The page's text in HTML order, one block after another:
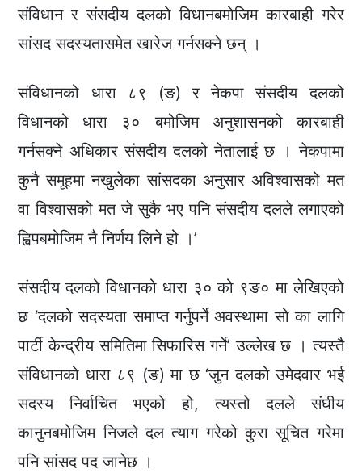
संविधान र संसदीय दलको विधानबमोजिम कारबाही गरेर
सांसद सदस्यतासमेत खारेज गर्नसक्ने छन् ।
संविधानको धारा ८९ (ङ) र नेकपा संसदीय दलको
विधानको धारा ३० बमोजिम अनुशासनको कारबाही
गर्नसक्ने अधिकार संसदीय दलको नेतालाई छ । नेकपामा
कुनै समूहमा नखुलेका सांसदका अनुसार अविश्वासको मत
वा विश्वासको मत जे सुकै भए पनि संसदीय दलले लगाएको
ह्विपबमोजिम नै निर्णय लिने हो ।’
संसदीय दलको विधानको धारा ३० को ९ङ० मा लेखिएको
छ ‘दलको सदस्यता समाप्त गर्नुपर्ने अवस्थामा सो का लागि
पार्टी केन्द्रीय समितिमा सिफारिस गर्ने’ उल्लेख छ । त्यस्तै
संविधानको धारा ८९ (ङ) मा छ ‘जुन दलको उमेदवार भई
सदस्य निर्वाचित भएको हो, त्यस्तो दलले संघीय
कानुनबमोजिम निजले दल त्याग गरेको कुरा सूचित गरेमा
पनि सांसद पद जानेछ ।